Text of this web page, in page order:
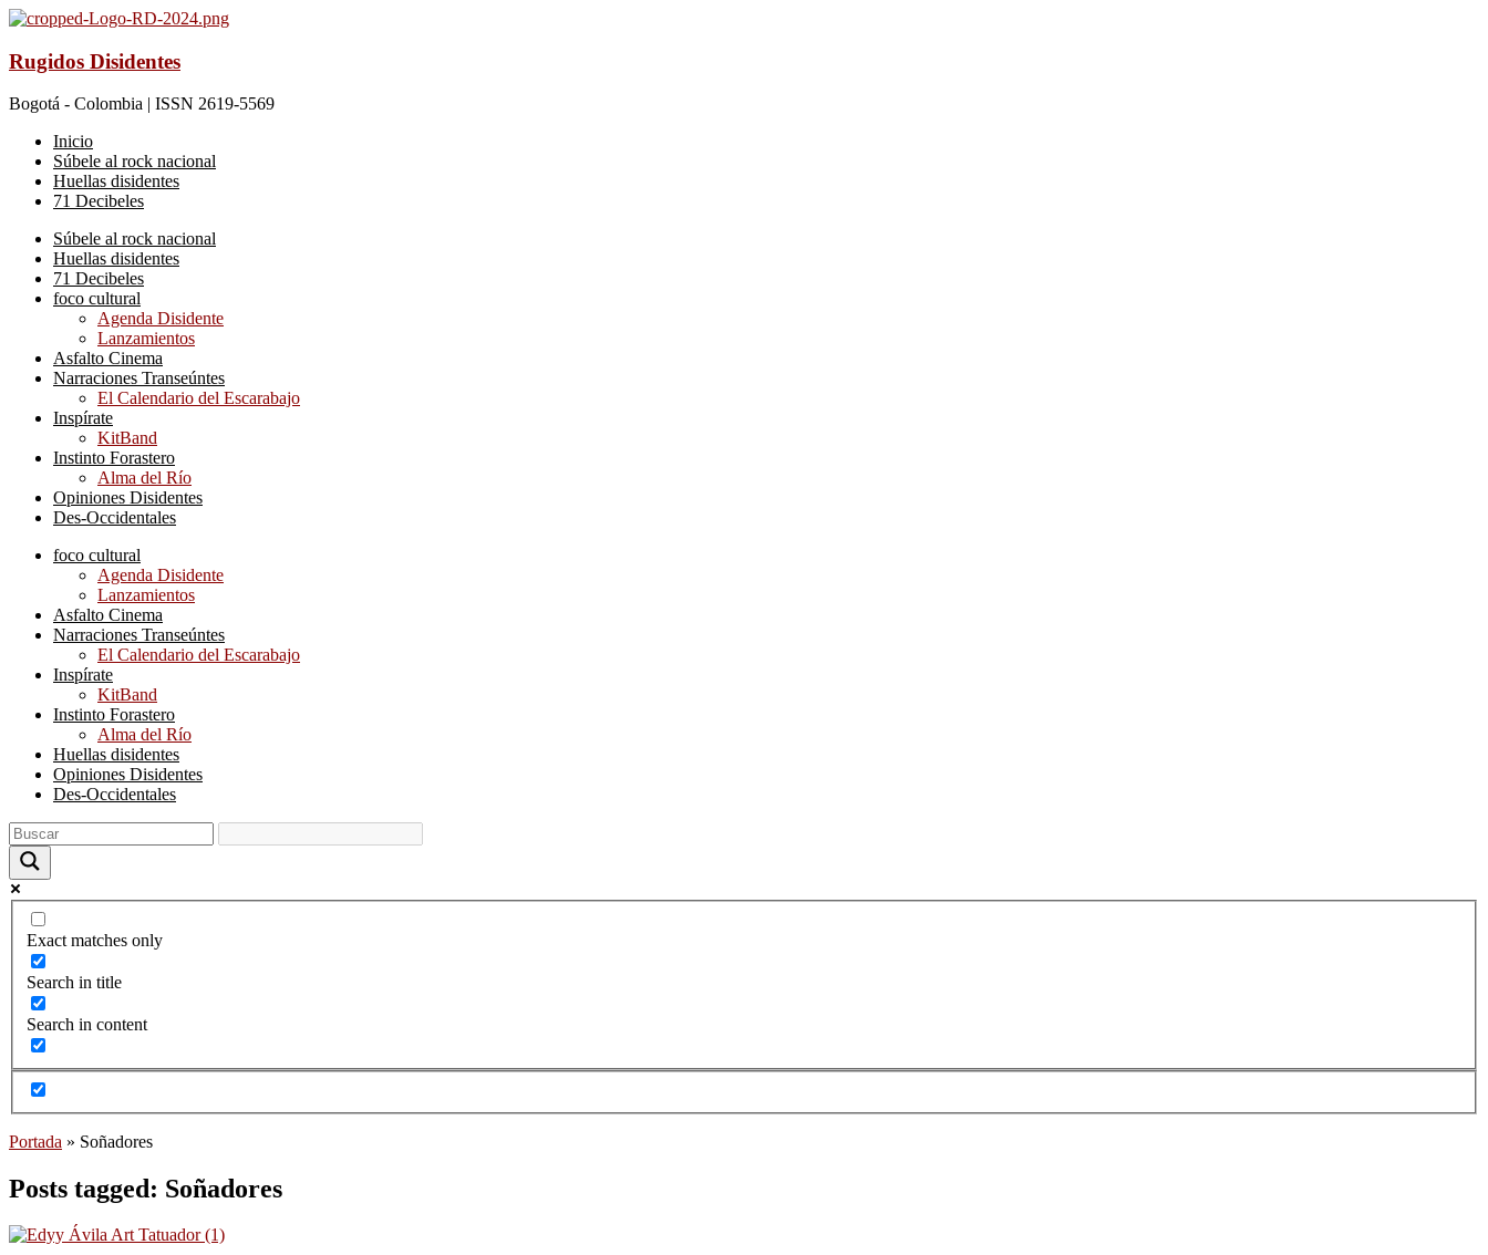
Rugidos Disidentes
Bogotá - Colombia | ISSN 2619-5569
Inicio
Súbele al rock nacional
Huellas disidentes
71 Decibeles
Súbele al rock nacional
Huellas disidentes
71 Decibeles
foco cultural
Agenda Disidente
Lanzamientos
Asfalto Cinema
Narraciones Transeúntes
El Calendario del Escarabajo
Inspírate
KitBand
Instinto Forastero
Alma del Río
Opiniones Disidentes
Des-Occidentales
foco cultural
Agenda Disidente
Lanzamientos
Asfalto Cinema
Narraciones Transeúntes
El Calendario del Escarabajo
Inspírate
KitBand
Instinto Forastero
Alma del Río
Huellas disidentes
Opiniones Disidentes
Des-Occidentales
Exact matches only
Search in title
Search in content
Portada » Soñadores
Posts tagged: Soñadores